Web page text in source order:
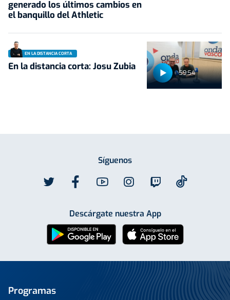
generado los últimos cambios en
el banquillo del Athletic
59:54
EN LA DISTANCIA CORTA
En la distancia corta: Josu Zubia
Síguenos
Descárgate nuestra App
Programas